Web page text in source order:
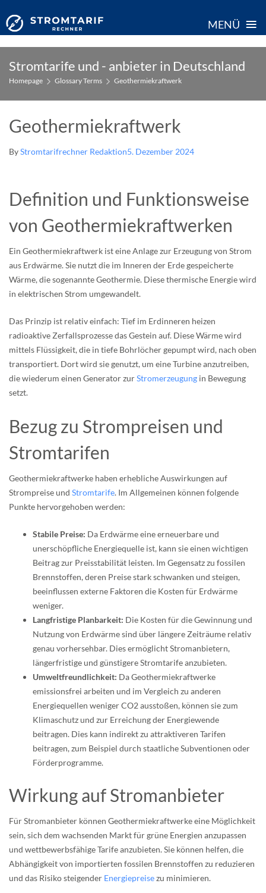
MENÜ ≡
content
Stromtarife und - anbieter in Deutschland
Homepage Glossary Terms Geothermiekraftwerk
Geothermiekraftwerk
ByStromtarifrechner Redaktion5. Dezember 2024
Definition und Funktionsweise
von Geothermiekraftwerken
Ein Geothermiekraftwerk ist eine Anlage zur Erzeugung von Strom
aus Erdwärme. Sie nutzt die im Inneren der Erde gespeicherte
Wärme, die sogenannte Geothermie. Diese thermische Energie wird
in elektrischen Strom umgewandelt.
Das Prinzip ist relativ einfach: Tief im Erdinneren heizen
radioaktive Zerfallsprozesse das Gestein auf. Diese Wärme wird
mittels Flüssigkeit, die in tiefe Bohrlöcher gepumpt wird, nach oben
transportiert. Dort wird sie genutzt, um eine Turbine anzutreiben,
die wiederum einen Generator zurStromerzeugung in Bewegung
setzt.
Bezug zu Strompreisen und
Stromtarifen
Geothermiekraftwerke haben erhebliche Auswirkungen auf
Strompreise und Stromtarife. Im Allgemeinen können folgende
Punkte hervorgehoben werden:
Stabile Preise: Da Erdwärme eine erneuerbare und
unerschöpfliche Energiequelle ist, kann sie einen wichtigen
Beitrag zur Preisstabilität leisten. Im Gegensatz zu fossilen
Brennstoffen, deren Preise stark schwanken und steigen,
beeinflussen externe Faktoren die Kosten für Erdwärme
weniger.
Langfristige Planbarkeit: Die Kosten für die Gewinnung und
Nutzung von Erdwärme sind über längere Zeiträume relativ
genau vorhersehbar. Dies ermöglicht Stromanbietern,
längerfristige und günstigere Stromtarife anzubieten.
Umweltfreundlichkeit: Da Geothermiekraftwerke
emissionsfrei arbeiten und im Vergleich zu anderen
Energiequellen weniger CO2 ausstoßen, können sie zum
Klimaschutz und zur Erreichung der Energiewende
beitragen. Dies kann indirekt zu attraktiveren Tarifen
beitragen, zum Beispiel durch staatliche Subventionen oder
Förderprogramme.
Wirkung auf Stromanbieter
Für Stromanbieter können Geothermiekraftwerke eine Möglichkeit
sein, sich dem wachsenden Markt für grüne Energien anzupassen
und wettbewerbsfähige Tarife anzubieten. Sie können helfen, die
Abhängigkeit von importierten fossilen Brennstoffen zu reduzieren
und das Risiko steigender Energiepreisezu minimieren.